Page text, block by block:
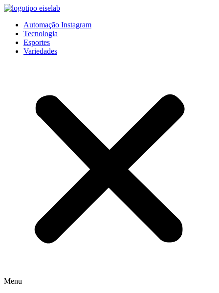
Pular
conteúdo
Automação Instagram
Tecnologia
Esportes
Variedades
Menu